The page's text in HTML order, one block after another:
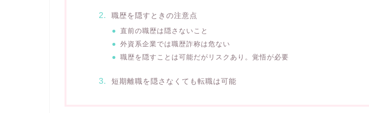
職歴を隠すときの注意点
直前の職歴は隠さないこと
外資系企業では職歴詐称は危ない
職歴を隠すことは可能だがリスクあり。覚悟が必要
短期離職を隠さなくても転職は可能